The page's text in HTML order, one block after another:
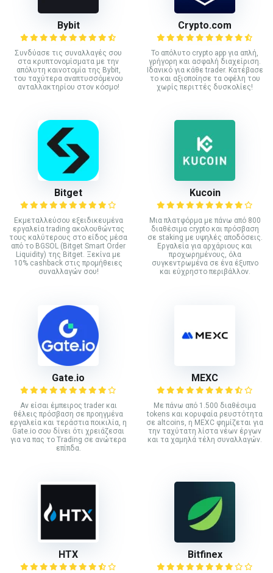
Bybit
Συνδύασε τις συναλλαγές σου
στα κρυπτονομίσματα με την
απόλυτη καινοτομία της Bybit,
του ταχύτερα αναπτυσσόμενου
ανταλλακτηρίου στον κόσμο!
Crypto.com
Το απόλυτο crypto app για απλή,
γρήγορη και ασφαλή διαχείριση.
Ιδανικό για κάθε trader. Κατέβασε
το και αξιοποίησε τα οφέλη του
χωρίς περιττές δυσκολίες!
Bitget
Εκμεταλλεύσου εξειδικευμένα
εργαλεία trading ακολουθώντας
τους καλύτερους στο είδος μέσα
από το BGSOL (Bitget Smart Order
Liquidity) της Bitget. Ξεκίνα με
10% cashback στις προμήθειες
συναλλαγών σου!
Kucoin
Mια πλατφόρμα με πάνω από 800
διαθέσιμα crypto και πρόσβαση
σε staking με υψηλές αποδόσεις.
Εργαλεία για αρχάριους και
προχωρημένους, όλα
συγκεντρωμένα σε ένα έξυπνο
και εύχρηστο περιβάλλον.
Gate.io
Αν είσαι έμπειρος trader και
θέλεις πρόσβαση σε προηγμένα
εργαλεία και τεράστια ποικιλία, η
Gate.io σου δίνει ότι χρειάζεσαι
για να πας το Trading σε ανώτερα
επίπδα.
MEXC
Με πάνω από 1.500 διαθέσιμα
tokens και κορυφαία ρευστότητα
σε altcoins, η MEXC φημίζεται για
την ταχύτατη λίστα νέων έργων
και τα χαμηλά τέλη συναλλαγών.
HTX Bitfinex